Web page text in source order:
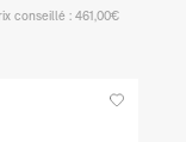
conseillé : 461,00€